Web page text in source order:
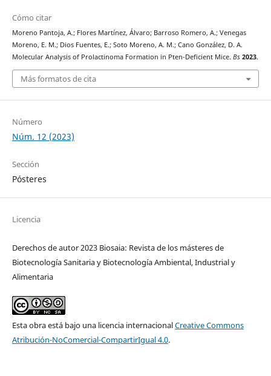
Cómo citar
Moreno Pantoja, A.; Flores Martínez, Álvaro; Barroso Romero, A.; Venegas
Moreno, E. M.; Dios Fuentes, E.; Soto Moreno, A. M.; Cano González, D. A.
Molecular Analysis of Prolactinoma Formation in Pten-Deficient Mice. Bs 2023.
Más formatos de cita
Número
Núm. 12 (2023)
Sección
Pósteres
Licencia
Derechos de autor 2023 Biosaia: Revista de los másteres de
Biotecnología Sanitaria y Biotecnología Ambiental, Industrial y
Alimentaria
Esta obra está bajo una licencia internacionalCreative Commons
Atribución-NoComercial-CompartirIgual 4.0.